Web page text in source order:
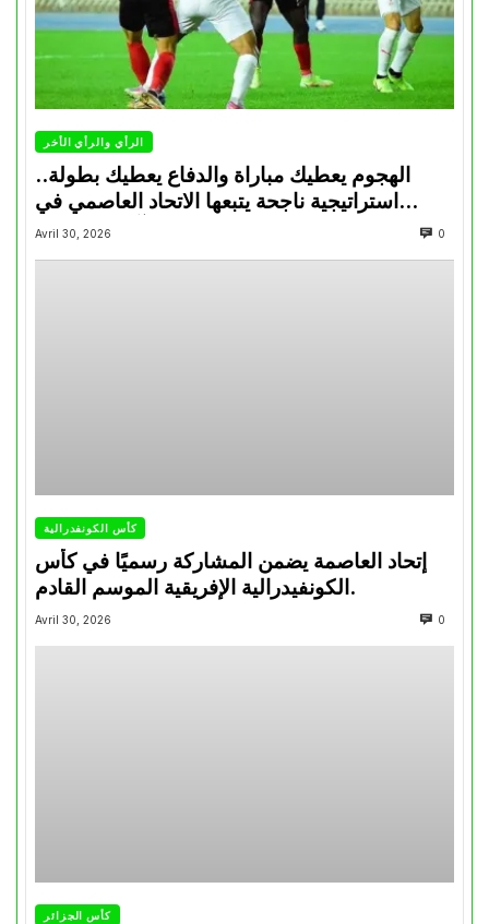
الرأي والرأي الأخر
الهجوم يعطيك مباراة والدفاع يعطيك بطولة..
استراتيجية ناجحة يتبعها الاتحاد العاصمي في
تتويجاته آخر السنوات
Avril 30, 2026 0
كأس الكونفدرالية
إتحاد العاصمة يضمن المشاركة رسميًا في كأس
الكونفيدرالية الإفريقية الموسم القادم.
Avril 30, 2026 0
كأس الجزائر